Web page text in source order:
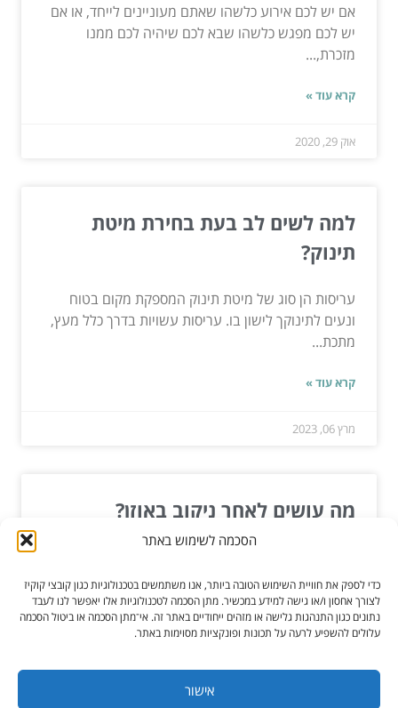
הסכמה לשימוש באתר
כדי לספק את חוויית השימוש הטובה ביותר, אנו משתמשים בטכנולוגיות כגון קובצי קוקיז
לצורך אחסון ו/או גישה למידע במכשיר. מתן הסכמה לטכנולוגיות אלו יאפשר לנו לעבד
נתונים כגון התנהגות גלישה או מזהים ייחודיים באתר זה. אי־מתן הסכמה או ביטול הסכמה
עלולים להשפיע לרעה על תכונות ופונקציות מסוימות באתר.
אישור
אם יש לכם אירוע כלשהו שאתם מעוניינים לייחד, או אם
יש לכם מפגש כלשהו שבא לכם שיהיה לכם ממנו
מזכרת,...
קרא עוד »
אוק 29, 2020
למה לשים לב בעת בחירת מיטת
תינוק?
עריסות הן סוג של מיטת תינוק המספקת מקום בטוח
ונעים לתינוקך לישון בו. עריסות עשויות בדרך כלל מעץ,
מתכת...
קרא עוד »
מרץ 06, 2023
מה עושים לאחר ניקוב באוזן?
באוזניים. ניקוב חורים נועד לילדים ומבוגרים, לנשים
וגברים:...
קרא עוד »